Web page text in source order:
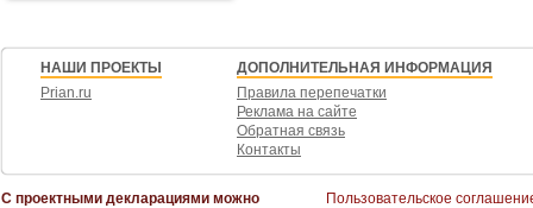
НАШИ ПРОЕКТЫ
Prian.ru
ДОПОЛНИТЕЛЬНАЯ ИНФОРМАЦИЯ
Правила перепечатки
Реклама на сайте
Обратная связь
Контакты
С проектными декларациями можно
Пользовательское